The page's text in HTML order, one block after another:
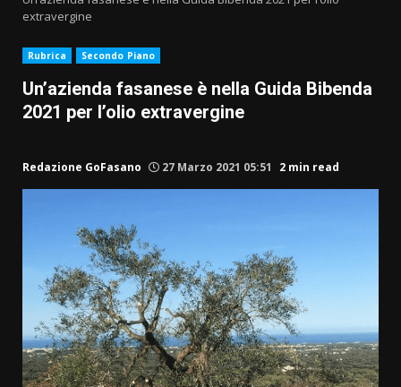
extravergine
Rubrica Secondo Piano
Un’azienda fasanese è nella Guida Bibenda
2021 per l’olio extravergine
Redazione GoFasano 27 Marzo 2021 05:51 2 min read